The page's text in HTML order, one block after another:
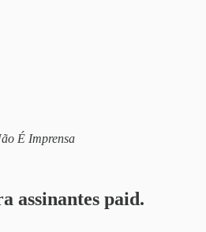
É Imprensa
assinantes paid.